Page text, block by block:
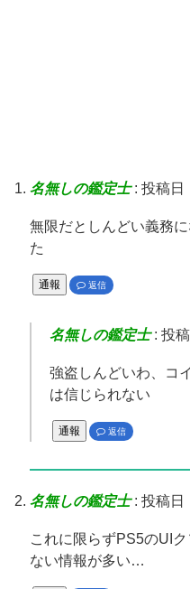
名無しの鑑定士: 投稿日
無限だとしんどい義務
た
通報 返信
名無しの鑑定士: 投
強盗しんどいわ、コ
は信じられない
通報 返信
名無しの鑑定士: 投稿日
これに限らずPS5のUI
ない情報が多い…